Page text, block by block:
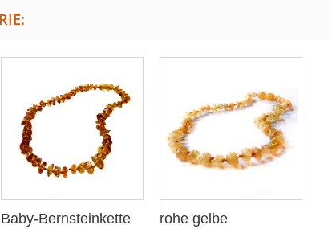
Baby-Bernsteinkette
rohe gelbe